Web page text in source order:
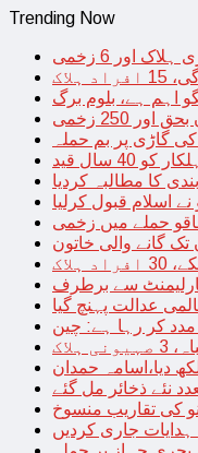
Trending Now
اور 6 زخمی
اہم ہے، بلوم برگ
کی گاڑی پر بم حملہ
سال قید
کا مطالبہ کردیا
اسلام قبول کرلیا
حملے میں زخمی
عدالت پہنچ گیا
کر رہا ہے: چین
دیا،اسامہ حمدان
نئے ذخائر مل گئے
کی تقاریب منسوخ
جاری کردیں